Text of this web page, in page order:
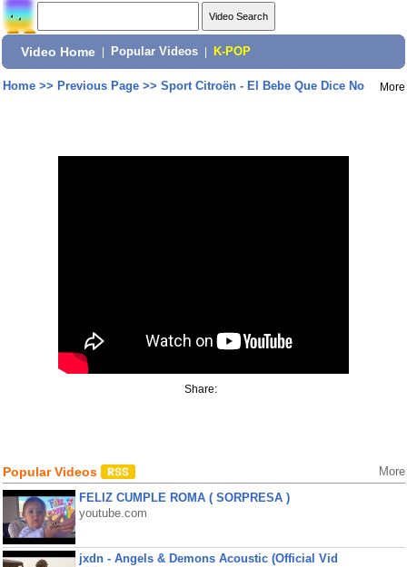
Video Home Popular Videos K-POP
Home>> Previous Page>> Sport Citroën - El Bebe Que Dice No More
Share:
Popular Videos More
FELIZ CUMPLE ROMA ( SORPRESA )
youtube.com
jxdn - Angels & Demons Acoustic (Official Vid